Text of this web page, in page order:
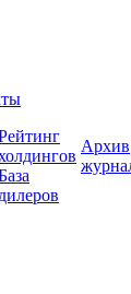
дилеров
Архив